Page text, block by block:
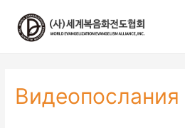
Видеопослания